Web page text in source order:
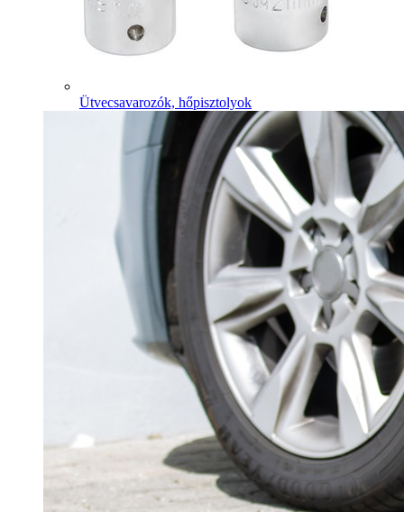
Ütvecsavarozók, hőpisztolyok